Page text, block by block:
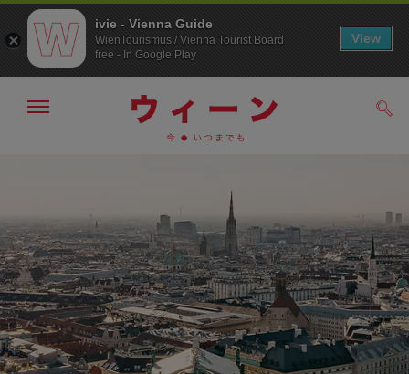
へ
ジ
の
ト
ッ
プ
へ
メ
非
表
示
ivie - Vienna Guide
WienTourismus / Vienna Tourist Board
free - In Google Play
View